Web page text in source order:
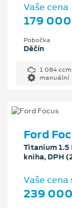
Vaše cena
179 000
Pobočka
Děčín
1 084 ccm
manuální
Ford
Titanium 1.5
kniha, DPH
Vaše cena
239